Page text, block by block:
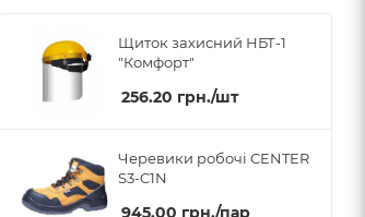
Щиток захисний НБТ-1
"Комфорт"
256.20 грн./шт
Черевики робочі CENTER
S3-C1N